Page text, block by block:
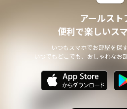
個人情報の安全管理について
本サイトは、取り扱う個人情報の漏洩
他の個人情報の安全管理のために必要
個人情報の委託について
する場合は、当該第三者について厳正
委託された個人情報の安全管理が図ら
アールスト
便利で楽しいス
いつもスマホでお部屋を探
いつでもどこでも、おしゃれなお